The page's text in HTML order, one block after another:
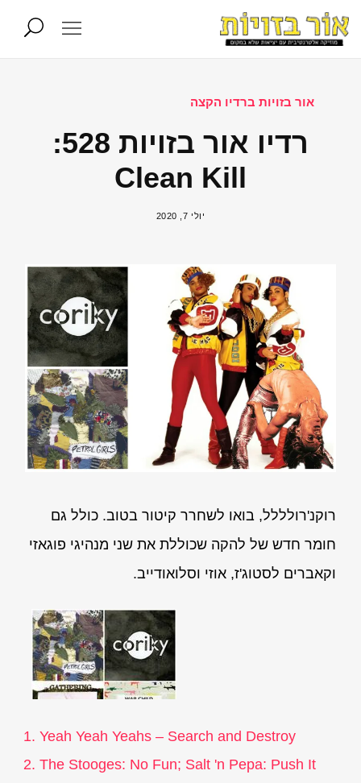
אור בזויות ברדיו הקצה
רדיו אור בזויות 528:
Clean Kill
יולי 7, 2020
רוקנ'רולללל, בואו לשחרר קיטור בטוב. כולל גם
חומר חדש של להקה שכוללת את שני מנהיגי פוגאזי
וקאברים לסטוג'ז, אוזי וסלואודייב.
Yeah Yeah Yeahs – Search and Destroy
The Stooges: No Fun; Salt 'n Pepa: Push It